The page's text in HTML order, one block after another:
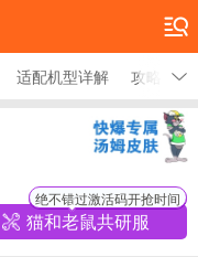
适配机型详解 攻略大全
猫和老鼠共研服
绝不错过激活码开抢时间